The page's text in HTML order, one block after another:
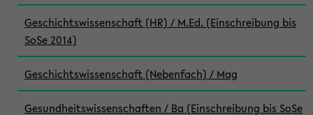
Geschichtswissenschaft (HR) / M.Ed. (Einschreibung bis
SoSe 2014)
Geschichtswissenschaft (Nebenfach) / Mag
Gesundheitswissenschaften / Ba (Einschreibung bis SoSe